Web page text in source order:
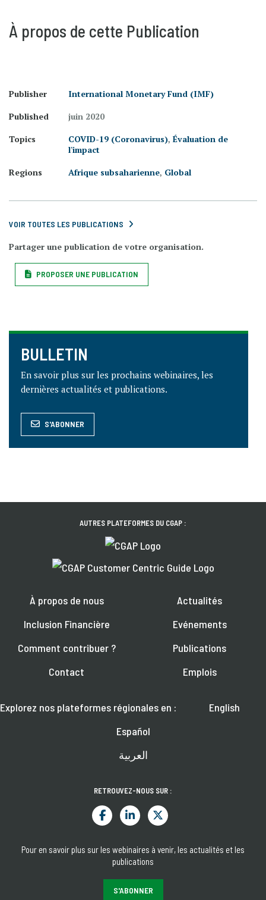
À propos de cette Publication
Publisher
International Monetary Fund (IMF)
Published
juin 2020
Topics
COVID-19 (Coronavirus), Évaluation de
l'impact
Regions
Afrique subsaharienne, Global
VOIR TOUTES LES PUBLICATIONS
Partager une publication de votre organisation.
PROPOSER UNE PUBLICATION
BULLETIN
En savoir plus sur les prochains webinaires, les
dernières actualités et publications.
S'ABONNER
AUTRES PLATEFORMES DU CGAP :
À propos de nous
Inclusion Financière
Comment contribuer ?
Contact
Actualités
Evénements
Publications
Emplois
Explorez nos plateformes régionales en :
English
Español
العربية
RETROUVEZ-NOUS SUR :
Pour en savoir plus sur les webinaires à venir, les actualités et les
publications
S'ABONNER